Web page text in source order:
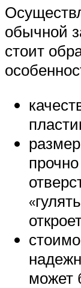
обычной
стоит
может